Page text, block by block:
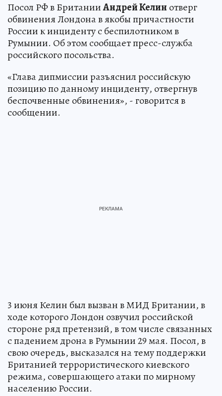
Посол РФ в БританииАндрей Келин отверг
обвинения Лондона в якобы причастности
России к инциденту с беспилотником в
Румынии. Об этом сообщает пресс-служба
российского посольства.
«Глава дипмиссии разъяснил российскую
позицию по данному инциденту, отвергнув
беспочвенные обвинения», - говорится в
сообщении.
3 июня Келин был вызван в МИД Британии, в
ходе которого Лондон озвучил российской
стороне ряд претензий, в том числе связанных
с падением дрона в Румынии 29 мая. Посол, в
свою очередь, высказался на тему поддержки
Британией террористического киевского
режима, совершающего атаки по мирному
населению России.